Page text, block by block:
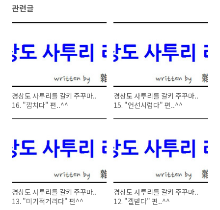
관련글
경상도 사투리를 갈키 주꾸마..
16. "깝치다" 편..^^
경상도 사투리를 갈키 주꾸마..
15. "언선시럽다" 편..^^
경상도 사투리를 갈키 주꾸마..
13. "미기적거리다" 편^^
경상도 사투리를 갈키 주꾸마..
12. "겔받다" 편..^^